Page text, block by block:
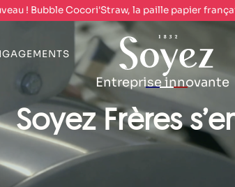
! Bubble Cocori'Straw, la paille papier
Entreprise innovante
Soyez Frères